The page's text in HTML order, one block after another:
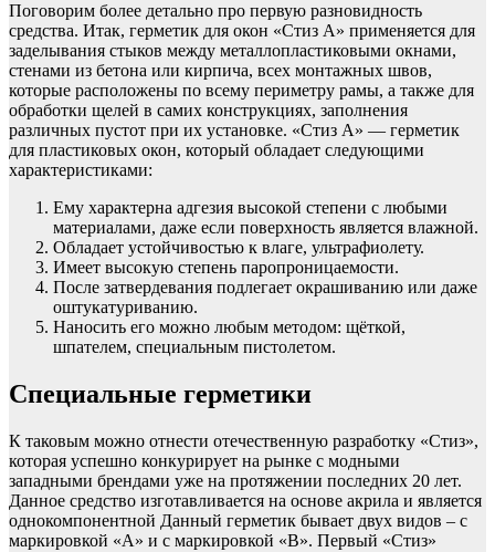
Поговорим более детально про первую разновидность
средства. Итак, герметик для окон «Стиз А» применяется для
заделывания стыков между металлопластиковыми окнами,
стенами из бетона или кирпича, всех монтажных швов,
которые расположены по всему периметру рамы, а также для
обработки щелей в самих конструкциях, заполнения
различных пустот при их установке. «Стиз А» — герметик
для пластиковых окон, который обладает следующими
характеристиками:
Ему характерна адгезия высокой степени с любыми
материалами, даже если поверхность является влажной.
Обладает устойчивостью к влаге, ультрафиолету.
Имеет высокую степень паропроницаемости.
После затвердевания подлегает окрашиванию или даже
оштукатуриванию.
Наносить его можно любым методом: щёткой,
шпателем, специальным пистолетом.
Специальные герметики
К таковым можно отнести отечественную разработку «Стиз»,
которая успешно конкурирует на рынке с модными
западными брендами уже на протяжении последних 20 лет.
Данное средство изготавливается на основе акрила и является
однокомпонентной Данный герметик бывает двух видов – с
маркировкой «А» и с маркировкой «В». Первый «Стиз»